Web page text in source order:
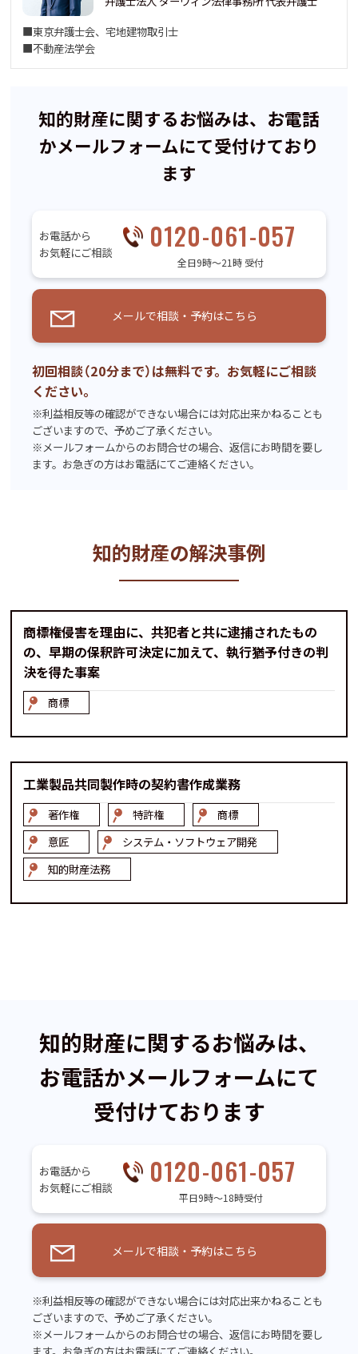
■東京弁護士会、宅地建物取引士
■不動産法学会
知的財産に関するお悩みは、お電話
かメールフォームにて受付けており
ます
お電話から
お気軽にご相談
0120-061-057
全日9時〜21時 受付
メールで相談・予約はこちら
初回相談（20分まで）は無料です。お気軽にご相談
ください。
※利益相反等の確認ができない場合には対応出来かねることも
ございますので、予めご了承ください。
※メールフォームからのお問合せの場合、返信にお時間を要し
ます。お急ぎの方はお電話にてご連絡ください。
知的財産の解決事例
商標権侵害を理由に、共犯者と共に逮捕されたもの
の、早期の保釈許可決定に加えて、執行猶予付きの判
決を得た事案
商標
工業製品共同製作時の契約書作成業務
著作権 特許権
商標
意匠
システム・ソフトウェア開発
知的財産法務
知的財産に関するお悩みは、
お電話かメールフォームにて
受付けております
お電話から
お気軽にご相談
0120-061-057
平日9時～18時受付
メールで相談・予約はこちら
※利益相反等の確認ができない場合には対応出来かねることも
ございますので、予めご了承ください。
※メールフォームからのお問合せの場合、返信にお時間を要し
ます。お急ぎの方はお電話にてご連絡ください。